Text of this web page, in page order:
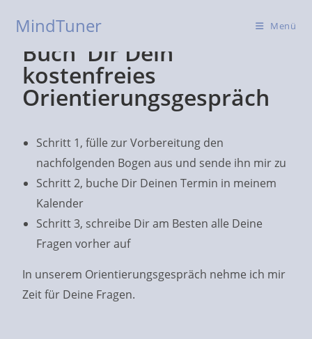
MindTuner Menü
Buch' Dir Dein
kostenfreies
Orientierungsgespräch
Schritt 1, fülle zur Vorbereitung den
nachfolgenden Bogen aus und sende ihn mir zu
Schritt 2, buche Dir Deinen Termin in meinem
Kalender
Schritt 3, schreibe Dir am Besten alle Deine
Fragen vorher auf
In unserem Orientierungsgespräch nehme ich mir
Zeit für Deine Fragen.